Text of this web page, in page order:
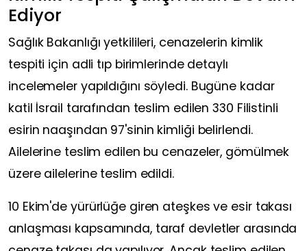
Ediyor
Sağlık Bakanlığı yetkilileri, cenazelerin kimlik
tespiti için adli tıp birimlerinde detaylı
incelemeler yapıldığını söyledi. Bugüne kadar
katil İsrail tarafından teslim edilen 330 Filistinli
esirin naaşından 97'sinin kimliği belirlendi.
Ailelerine teslim edilen bu cenazeler, gömülmek
üzere ailelerine teslim edildi.
10 Ekim'de yürürlüğe giren ateşkes ve esir takası
anlaşması kapsamında, taraf devletler arasında